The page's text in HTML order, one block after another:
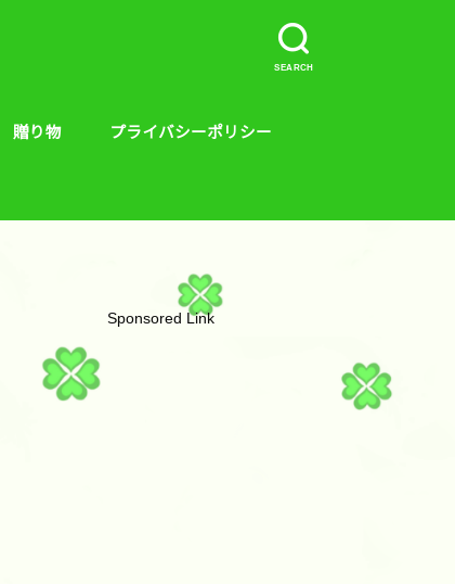
SEARCH
贈り物 プライバシーポリシー
Sponsored Link